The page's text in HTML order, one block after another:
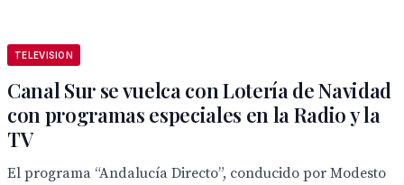
TELEVISION
Canal Sur se vuelca con Lotería de Navidad
con programas especiales en la Radio y la
TV
El programa “Andalucía Directo”, conducido por Modesto